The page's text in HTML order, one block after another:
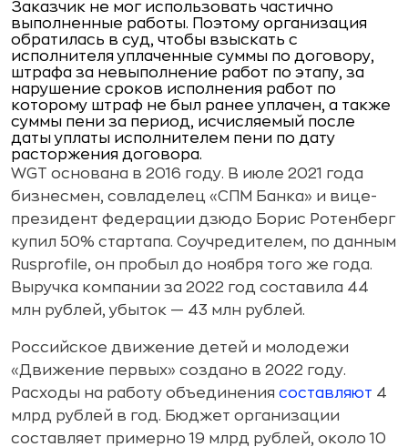
Заказчик не мог использовать частично
выполненные работы. Поэтому организация
обратилась в суд, чтобы взыскать с
исполнителя уплаченные суммы по договору,
штрафа за невыполнение работ по этапу, за
нарушение сроков исполнения работ по
которому штраф не был ранее уплачен, а также
суммы пени за период, исчисляемый после
даты уплаты исполнителем пени по дату
расторжения договора.
WGT основана в 2016 году. В июле 2021 года
бизнесмен, совладелец «СПМ Банка» и вице-
президент федерации дзюдо Борис Ротенберг
купил 50% стартапа. Соучредителем, по данным
Rusprofile, он пробыл до ноября того же года.
Выручка компании за 2022 год составила 44
млн рублей, убыток — 43 млн рублей.
Российское движение детей и молодежи
«Движение первых» создано в 2022 году.
Расходы на работу объединения составляют 4
млрд рублей в год. Бюджет организации
составляет примерно 19 млрд рублей, около 10